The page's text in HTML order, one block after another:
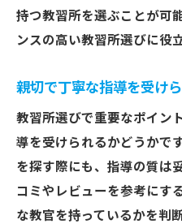
持つ教習所を選ぶことが可
ンスの高い教習所選びに役
親切で丁寧な指導を受け
教習所選びで重要なポイン
導を受けられるかどうかで
を探す際にも、指導の質は
コミやレビューを参考にす
な教官を持っているかを判